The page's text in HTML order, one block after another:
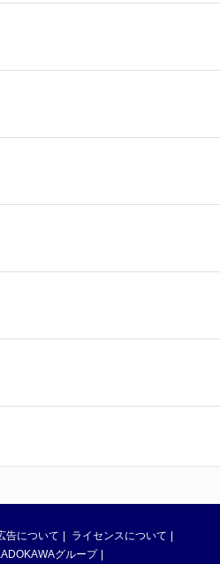
告について
ライセンスについて
グループ